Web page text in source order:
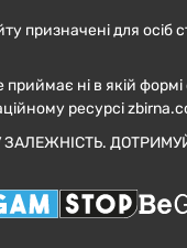
призначені для осіб
ні в якій
ресурсі